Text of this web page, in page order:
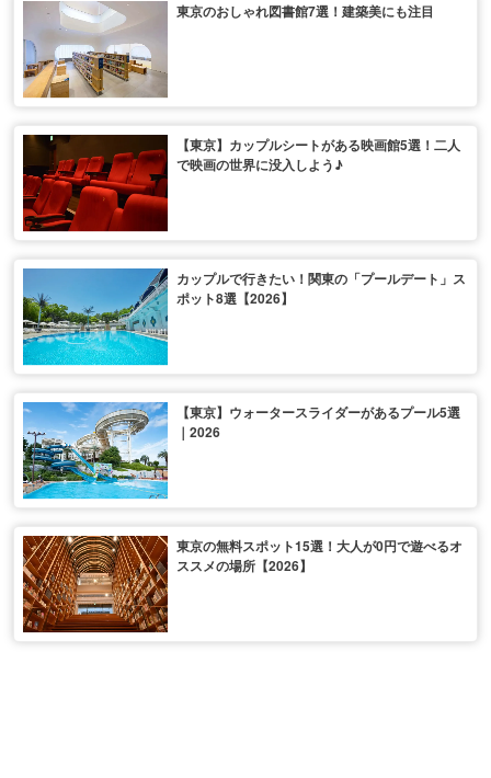
東京のおしゃれ図書館7選！建築美にも注目
【東京】カップルシートがある映画館5選！二人
で映画の世界に没入しよう♪
カップルで行きたい！関東の「プールデート」ス
ポット8選【2026】
【東京】ウォータースライダーがあるプール5選
｜2026
東京の無料スポット15選！大人が0円で遊べるオ
ススメの場所【2026】